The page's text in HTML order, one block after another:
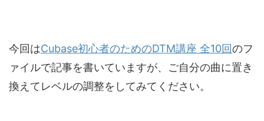
今回はCubase初心者のためのDTM講座 全10回のフ
ァイルで記事を書いていますが、ご自分の曲に置き
換えてレベルの調整をしてみてください。